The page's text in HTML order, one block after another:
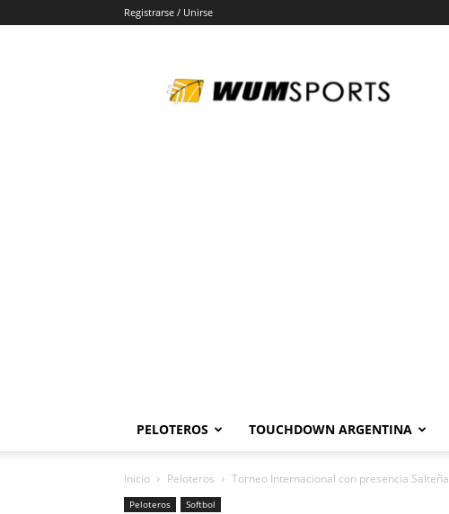
Registrarse / Unirse
PELOTEROS TOUCHDOWN ARGENTINA
Inicio Peloteros Torneo Internacional con presencia Salteña
Peloteros Softbol